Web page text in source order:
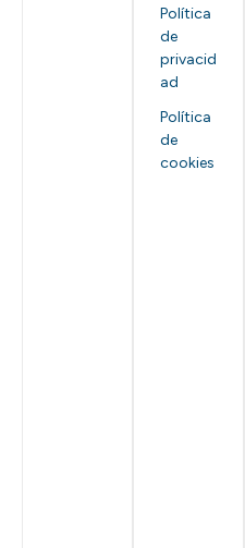
Política
de
privacid
ad
Política
de
cookies